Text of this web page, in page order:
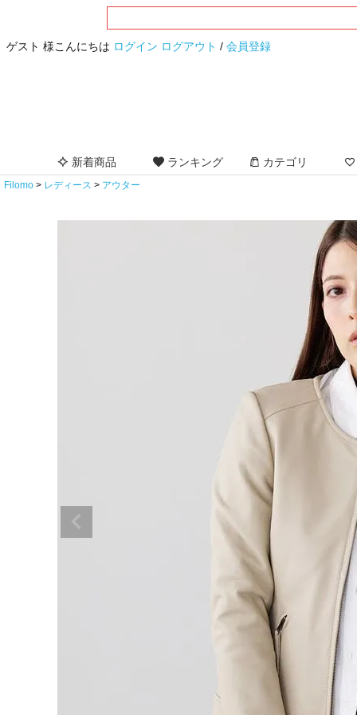
ゲスト 様こんにちは ログイン ログアウト / 会員登録
新着商品 ランキング カテゴリ
Filomo レディース アウター